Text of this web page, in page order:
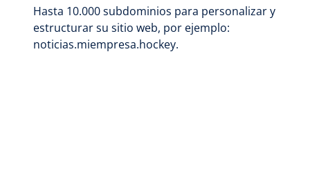
Hasta 10.000 subdominios para personalizar y
estructurar su sitio web, por ejemplo:
noticias.miempresa.hockey.